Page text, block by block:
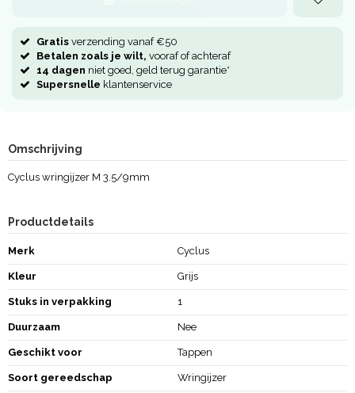
Gratis verzending vanaf €50
Betalen zoals je wilt, vooraf of achteraf
14 dagen niet goed, geld terug garantie*
Supersnelle klantenservice
Omschrijving
Cyclus wringijzer M 3.5/9mm
Productdetails
Merk Cyclus
Kleur Grijs
Stuks in verpakking 1
Duurzaam Nee
Geschikt voor Tappen
Soort gereedschap Wringijzer